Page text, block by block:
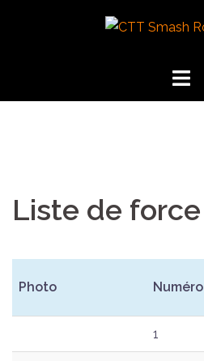
Liste de force
Photo Numéro
1